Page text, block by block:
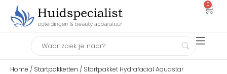
0
Home / Startpakketten / Startpakket Hydrafacial Aquastar